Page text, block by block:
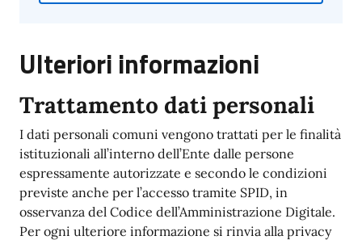
Ulteriori informazioni
Trattamento dati personali
I dati personali comuni vengono trattati per le finalità
istituzionali all’interno dell’Ente dalle persone
espressamente autorizzate e secondo le condizioni
previste anche per l’accesso tramite SPID, in
osservanza del Codice dell’Amministrazione Digitale.
Per ogni ulteriore informazione si rinvia alla privacy